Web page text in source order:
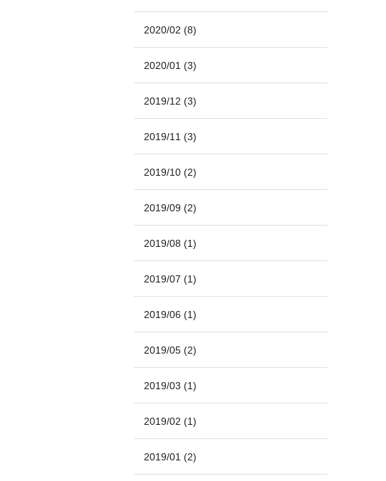
2020/02 (8)
2020/01 (3)
2019/12 (3)
2019/11 (3)
2019/10 (2)
2019/09 (2)
2019/08 (1)
2019/07 (1)
2019/06 (1)
2019/05 (2)
2019/03 (1)
2019/02 (1)
2019/01 (2)